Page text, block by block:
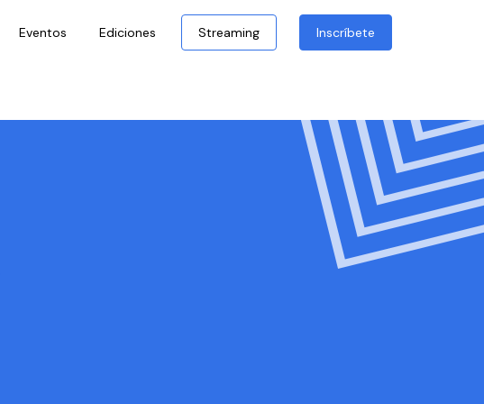
Eventos Ediciones Streaming Inscríbete